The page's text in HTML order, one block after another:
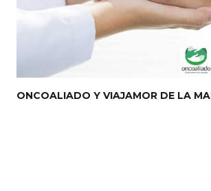
ONCOALIADO Y VIAJAMOR DE LA